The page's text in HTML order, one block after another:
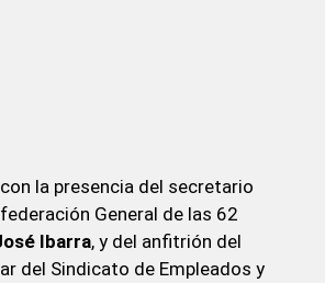
la presencia del secretario
General de las 62
Ibarra, y del anfitrión del
del Sindicato de Empleados y